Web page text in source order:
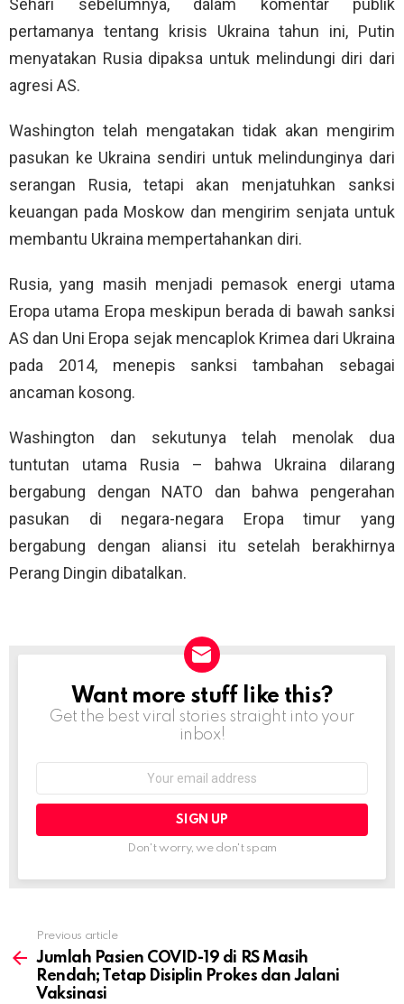
Sehari sebelumnya, dalam komentar publik
pertamanya tentang krisis Ukraina tahun ini, Putin
menyatakan Rusia dipaksa untuk melindungi diri dari
agresi AS.
Washington telah mengatakan tidak akan mengirim
pasukan ke Ukraina sendiri untuk melindunginya dari
serangan Rusia, tetapi akan menjatuhkan sanksi
keuangan pada Moskow dan mengirim senjata untuk
membantu Ukraina mempertahankan diri.
Rusia, yang masih menjadi pemasok energi utama
Eropa utama Eropa meskipun berada di bawah sanksi
AS dan Uni Eropa sejak mencaplok Krimea dari Ukraina
pada 2014, menepis sanksi tambahan sebagai
ancaman kosong.
Washington dan sekutunya telah menolak dua
tuntutan utama Rusia – bahwa Ukraina dilarang
bergabung dengan NATO dan bahwa pengerahan
pasukan di negara-negara Eropa timur yang
bergabung dengan aliansi itu setelah berakhirnya
Perang Dingin dibatalkan.
NEWSLETTER
Want more stuff like this?
Get the best viral stories straight into your
inbox!
Don't worry, we don't spam
more
Previous article
Jumlah Pasien COVID-19 di RS Masih
Rendah; Tetap Disiplin Prokes dan Jalani
Vaksinasi